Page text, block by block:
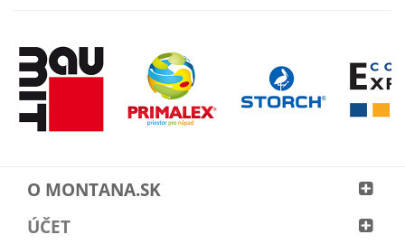
O MONTANA.SK
ÚČET